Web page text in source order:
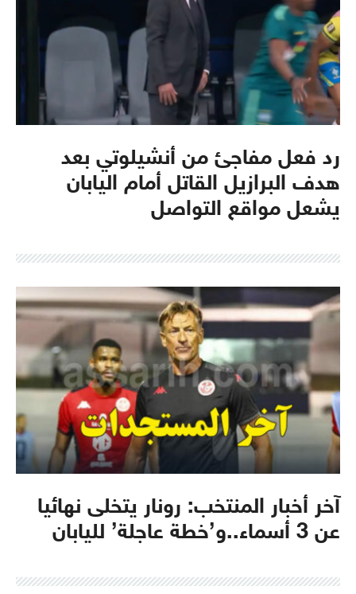
رد فعل مفاجئ من أنشيلوتي بعد
هدف البرازيل القاتل أمام اليابان
يشعل مواقع التواصل
آخر أخبار المنتخب: رونار يتخلى نهائيا
عن 3 أسماء..و’خطة عاجلة’ لليابان